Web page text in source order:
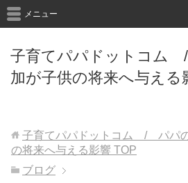
子育てパパドットコム
加が子供の将来へ与える
メニュー
子育てパパドットコム / パパ
の将来へ与える影響 TOP
ブログ